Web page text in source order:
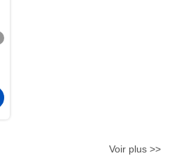
Voir plus >>